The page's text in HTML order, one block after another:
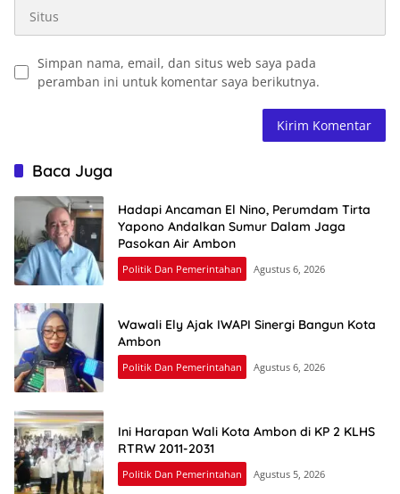
Simpan nama, email, dan situs web saya pada
peramban ini untuk komentar saya berikutnya.
Baca Juga
Hadapi Ancaman El Nino, Perumdam Tirta
Yapono Andalkan Sumur Dalam Jaga
Pasokan Air Ambon
Politik Dan Pemerintahan Agustus 6, 2026
Wawali Ely Ajak IWAPI Sinergi Bangun Kota
Ambon
Politik Dan Pemerintahan Agustus 6, 2026
Ini Harapan Wali Kota Ambon di KP 2 KLHS
RTRW 2011-2031
Politik Dan Pemerintahan Agustus 5, 2026